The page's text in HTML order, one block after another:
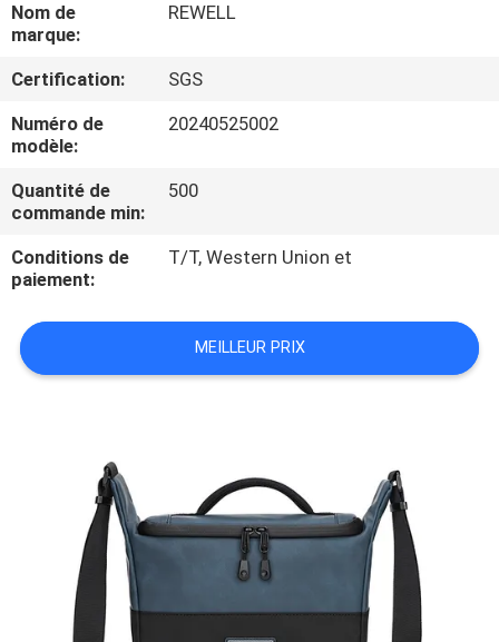
CONTRÔLE
DE
QUALITÉ
PLAN
DU
SITE
PRIVACY
POLICY
Nom de
marque:
REWELL
Certification:
SGS
Numéro de
modèle:
20240525002
Quantité de
commande min:
500
Conditions de
paiement:
T/T, Western Union et
MEILLEUR PRIX